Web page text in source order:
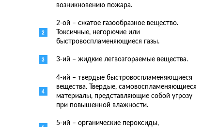
возникновению пожара.
2-ой – сжатое газообразное вещество.
Токсичные, негорючие или
быстровоспламеняющиеся газы.
3-ий – жидкие легвозгораемые вещества.
4-ий – твердые быстровоспламеняющиеся
вещества. Твердые, самовоспламеняющиеся
материалы, представляющие собой угрозу
при повышенной влажности.
5-ий – органические пероксиды,